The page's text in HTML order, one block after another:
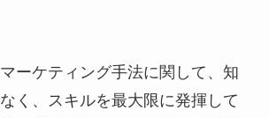
ーケティング手法に関して、知
く、スキルを最大限に発揮して